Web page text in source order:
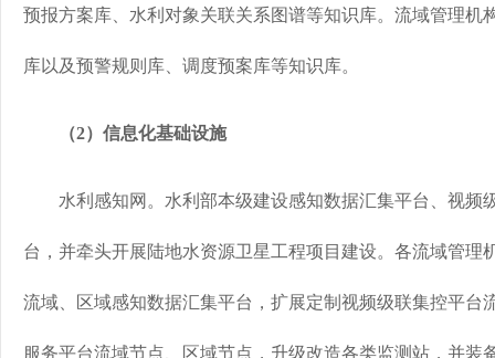
预报方案库、水利对象关联关系图谱等知识库。流域管理机
库以及预警规则库、调度预案库等知识库。
（2）信息化基础设施
水利感知网。水利部本级建设感知数据汇集平台、视频
台，并牵头开展陆地水资源卫星工程项目建设。各流域管理
流域、区域感知数据汇集平台，扩展定制视频级联集控平台
服务平台流域节点、区域节点，升级改造各类监测站，并装